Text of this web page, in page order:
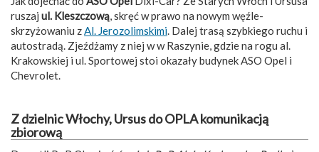
ruszaj ul. Kleszczową, skręć w prawo na nowym węźle-
skrzyżowaniu zAl. Jerozolimskimi. Dalej trasą szybkiego ruchu i
autostradą. Zjeźdżamy z niej w w Raszynie, gdzie na rogu al.
Krakowskiej i ul. Sportowej stoi okazały budynek ASO Opel i
Chevrolet.
Z dzielnic Włochy, Ursus do OPLA komunikacją
zbiorową